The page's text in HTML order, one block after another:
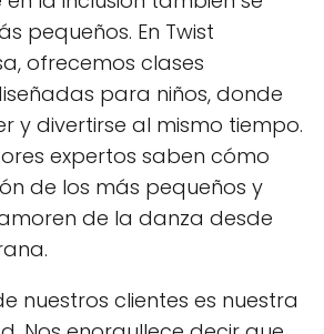
pequeños. En Twist
ofrecemos clases
para niños, donde
y divertirse al mismo tiempo.
expertos saben cómo
de los más pequeños y
de la danza desde
nuestros clientes es nuestra